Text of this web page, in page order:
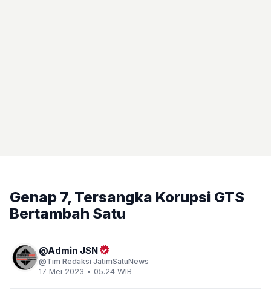
Genap 7, Tersangka Korupsi GTS
Bertambah Satu
Admin JSN
Tim Redaksi JatimSatuNews
17 Mei 2023 • 05.24 WIB